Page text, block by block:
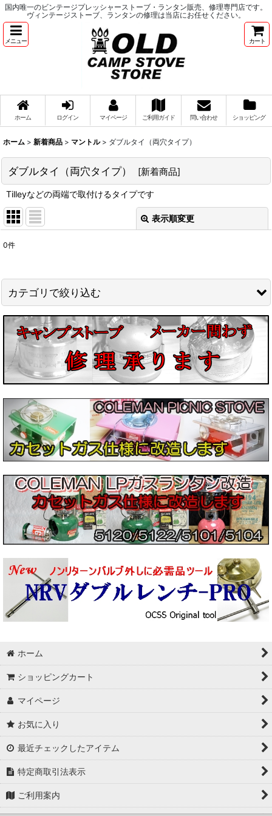
国内唯一のビンテージプレッシャーストーブ・ランタン販売、修理専門店です。
ヴィンテージストーブ、ランタンの修理は当店にお任せください。
メニュー カート
ホーム ログイン マイページ ご利用ガイド 問い合わせ ショッピング
ホーム > 新着商品 > マントル > ダブルタイ（両穴タイプ）
ダブルタイ（両穴タイプ） [新着商品]
Tilleyなどの両端で取付けるタイプです
表示順変更
並び順:
絞り込む
0件
カテゴリで絞り込む
マントル (全商品)
シングルタイ（吊下タイプ）
コールマンノーススター専用
ダブルタイ（両穴タイプ）
ホーム
ショッピングカート
マイページ
お気に入り
最近チェックしたアイテム
特定商取引法表示
ご利用案内